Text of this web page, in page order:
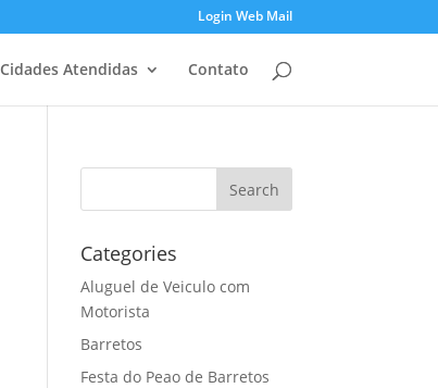
Login Web Mail
Cidades Atendidas Contato
Categories
Aluguel de Veiculo com
Motorista
Barretos
Festa do Peao de Barretos